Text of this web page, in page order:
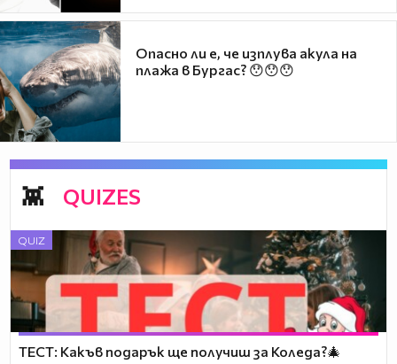
Опасно ли е, че изплува акула на
плажа в Бургас? 😯😯😯
QUIZES
QUIZ
ТЕСТ: Какъв подарък ще получиш за Коледа?🎄